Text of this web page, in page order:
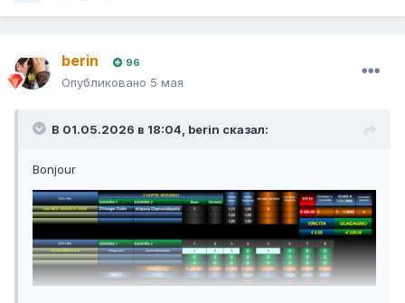
berin 96
Опубликовано 5 мая
В 01.05.2026 в 18:04, berin сказал:
Bonjour